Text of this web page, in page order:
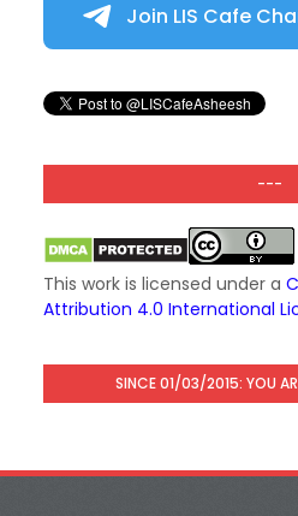
Join LIS Cafe
---
This work is licensed under a
Attribution 4.0 International
SINCE 01/03/2015: YOU